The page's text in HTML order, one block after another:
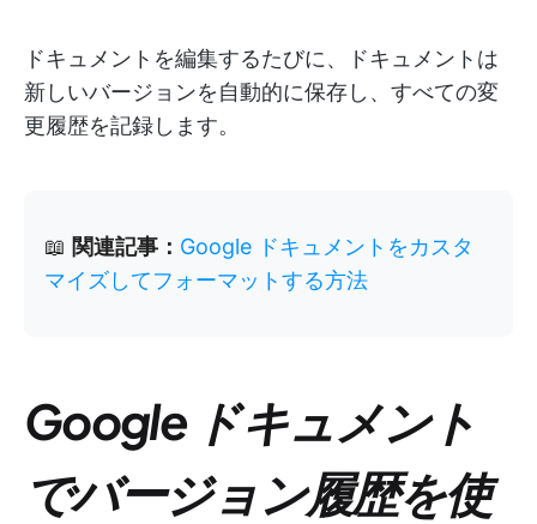
ドキュメントを編集するたびに、ドキュメントは
新しいバージョンを自動的に保存し、すべての変
更履歴を記録します。
📖 関連記事： Google ドキュメントをカスタ
マイズしてフォーマットする方法
Google ドキュメント
でバージョン履歴を使